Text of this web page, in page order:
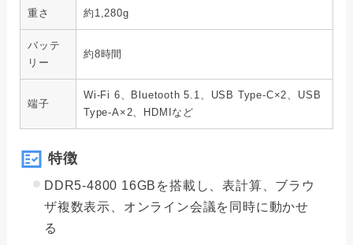
重さ 約1,280g
バッテ
リー
約8時間
端子
Wi-Fi 6、Bluetooth 5.1、USB Type-C×2、USB
Type-A×2、HDMIなど
特徴
DDR5-4800 16GBを搭載し、表計算、ブラウ
ザ複数表示、オンライン会議を同時に動かせ
る